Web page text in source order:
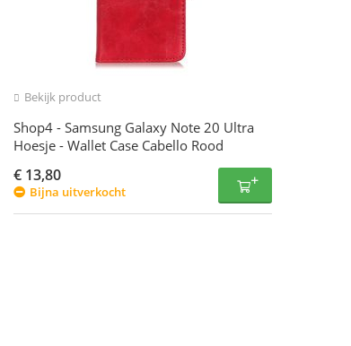
Bekijk product
Shop4 - Samsung Galaxy Note 20 Ultra
Hoesje - Wallet Case Cabello Rood
€ 13,80
Bijna uitverkocht